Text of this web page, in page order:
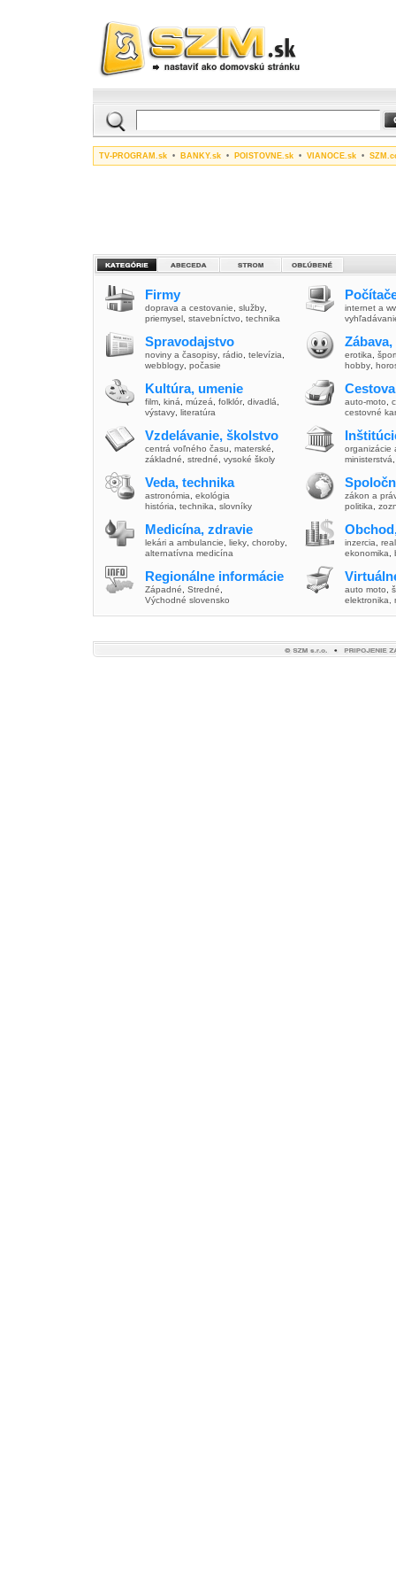
TV-PROGRAM.sk • BANKY.sk • POISTOVNE.sk • VIANOCE.sk •
Firmy
doprava a cestovanie služby
priemysel stavebníctvo technika
Spravodajstvo
noviny a časopisy rádio televízia
webblogy počasie
Kultúra, umenie
film kiná múzeá folklór, divadlá
výstavy literatúra
Vzdelávanie, školstvo
centrá voľného času materské
základné
stredné vysoké školy
Veda, technika
astronómia
ekológia
história
technika slovníky
Medicína, zdravie
lekári a ambulancie lieky choroby
alternatívna medicína
Regionálne informácie
Západné Stredné
Východné slovensko
internet a
erotika
hobby
auto-moto
cestovné
organizácie
ministerstvá
zákon a
politika
inzercia
ekonomika
auto moto
elektronika,